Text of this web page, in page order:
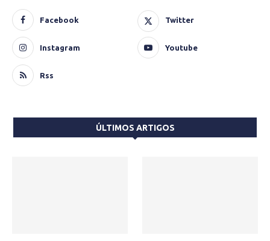
Facebook Twitter
Instagram Youtube
Rss
ÚLTIMOS ARTIGOS